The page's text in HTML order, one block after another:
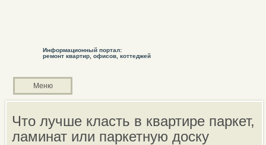
Информационный портал:
ремонт квартир, офисов, коттеджей
Меню
Что лучше класть в квартире паркет,
ламинат или паркетную доску